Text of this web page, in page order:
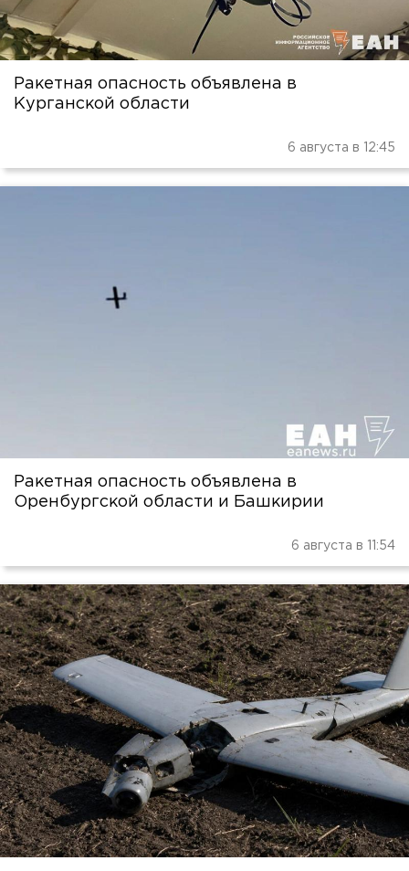
Ракетная опасность объявлена в
Курганской области
6 августа в 12:45
Ракетная опасность объявлена в
Оренбургской области и Башкирии
6 августа в 11:54